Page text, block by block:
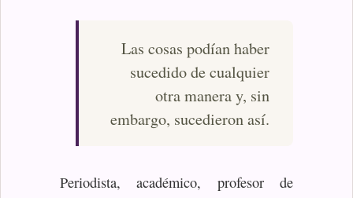
Las cosas podían haber
sucedido de cualquier
otra manera y, sin
embargo, sucedieron así.
Periodista, académico, profesor de